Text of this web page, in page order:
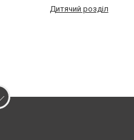
Дитячий розділ